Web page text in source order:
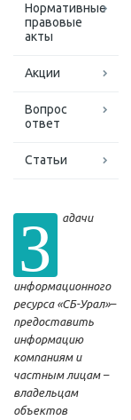
Нормативные
правовые
акты
Акции
Вопрос
ответ
Статьи
З адачи
информационного
ресурса «СБ-Урал»–
предоставить
информацию
компаниям и
частным лицам –
владельцам
объектов